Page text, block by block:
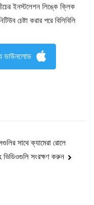
ইনস্টলেশন লিঙ্কে ক্লিক
চেষ্টা করার পরে বিলিবিলি
ডাউনলোড
সাথে ক্যামেরা রোলে
সংরক্ষণ করুন